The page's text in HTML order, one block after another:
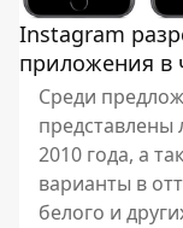
Instagram
приложения в
Среди
представлены
2010 года, а
варианты в
белого и